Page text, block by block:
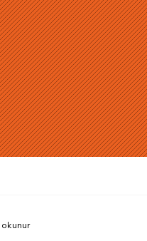
okunur